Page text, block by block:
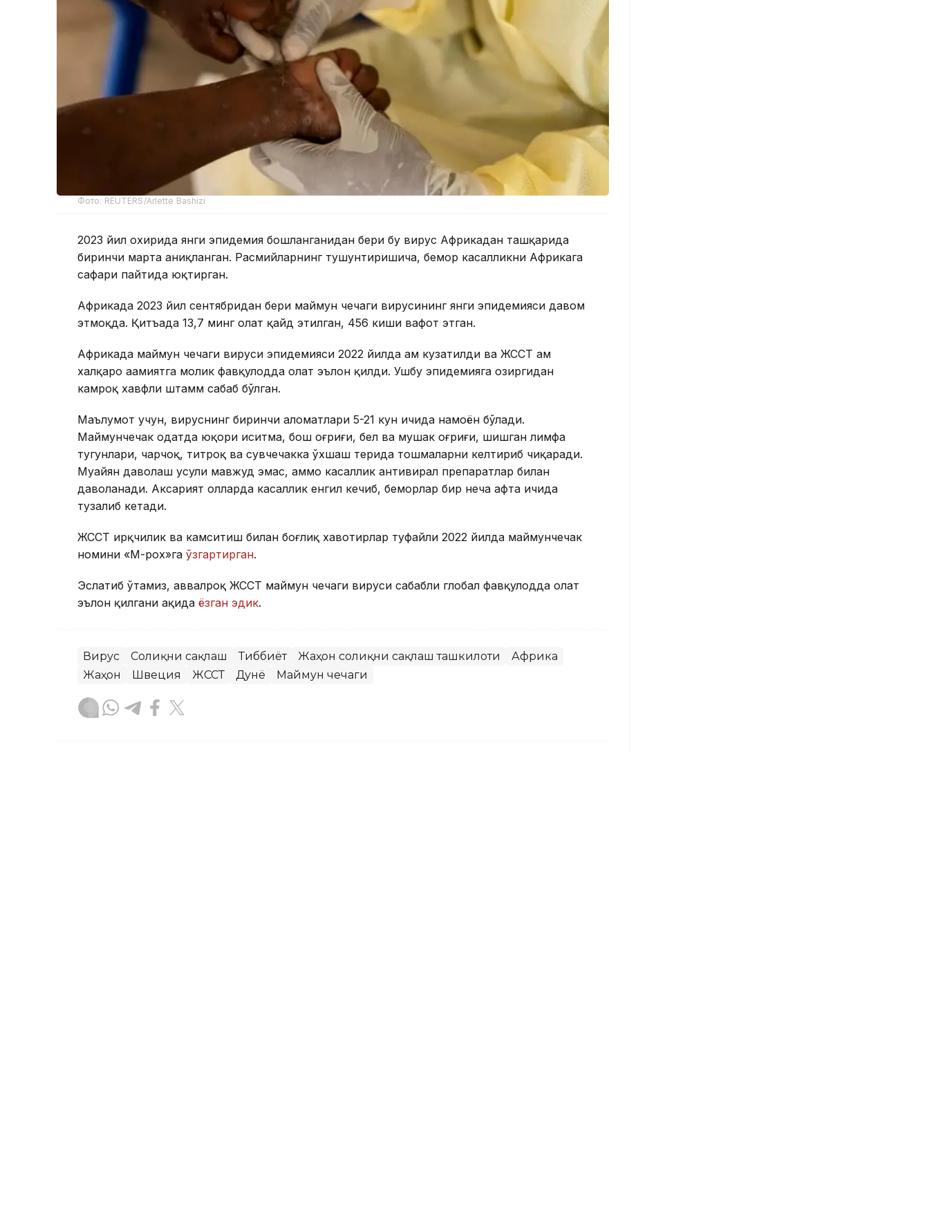
Фото: REUTERS/Arlette Bashizi
2023 йил охирида янги эпидемия бошланганидан бери бу вирус Африкадан ташқарида
биринчи марта аниқланган. Расмийларнинг тушунтиришича, бемор касалликни Африкага
сафари пайтида юқтирган.
Африкада 2023 йил сентябридан бери маймун чечаги вирусининг янги эпидемияси давом
этмоқда. Қитъада 13,7 минг ҳолат қайд этилган, 456 киши вафот этган.
Африкада маймун чечаги вируси эпидемияси 2022 йилда ҳам кузатилди ва ЖССТ ҳам
халқаро аҳамиятга молик фавқулодда ҳолат эълон қилди. Ушбу эпидемияга ҳозиргидан
камроқ хавфли штамм сабаб бўлган.
Маълумот учун, вируснинг биринчи аломатлари 5-21 кун ичида намоён бўлади.
Маймунчечак одатда юқори иситма, бош оғриғи, бел ва мушак оғриғи, шишган лимфа
тугунлари, чарчоқ, титроқ ва сувчечакка ўхшаш терида тошмаларни келтириб чиқаради.
Муайян даволаш усули мавжуд эмас, аммо касаллик антивирал препаратлар билан
даволанади. Аксарият ҳолларда касаллик енгил кечиб, беморлар бир неча ҳафта ичида
тузалиб кетади.
ЖССТ ирқчилик ва камситиш билан боғлиқ хавотирлар туфайли 2022 йилда маймунчечак
номини «М-pox»га ўзгартирган.
Эслатиб ўтамиз, аввалроқ ЖССТ маймун чечаги вируси сабабли глобал фавқулодда ҳолат
эълон қилгани ҳақида ёзган эдик.
Вирус Соғлиқни сақлаш Тиббиёт Жаҳон соғлиқни сақлаш ташкилоти
Африка
Жаҳон
Швеция ЖССТ Дунё Маймун чечаги